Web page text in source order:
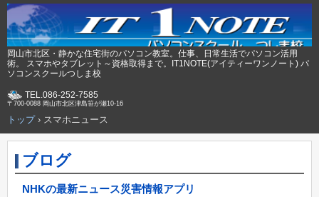
岡山市北区・静かな住宅街のパソコン教室。仕事、日常生活でパソコン活用
術。 スマホやタブレット～資格取得まで。IT1NOTE(アイティーワンノート) パ
ソコンスクールつしま校
TEL.086-252-7585
〒700-0088 岡山市北区津島笹が瀬10-16
トップ› スマホニュース
ブログ
NHKの最新ニュース災害情報アプリ